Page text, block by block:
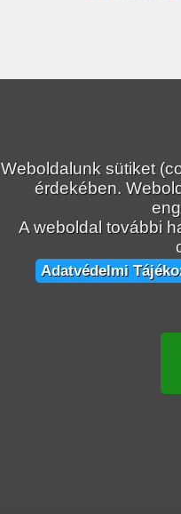
Weboldalunk sütiket
érdekében.
A weboldal további
Adatvédelmi